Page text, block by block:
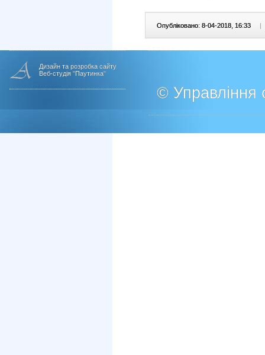
Опубліковано: 8-04-2018, 16:33 |
Дизайн та розробка сайту
Веб-студія "Паутинка"
© Управління